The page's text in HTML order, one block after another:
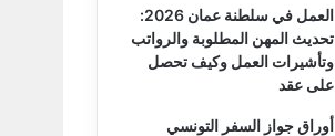
العمل في سلطنة عمان 2026:
تحديث المهن المطلوبة والرواتب
وتأشيرات العمل وكيف تحصل
على عقد
أوراق جواز السفر التونسي